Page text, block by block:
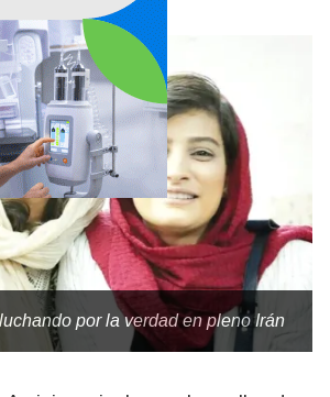
por la verdad en pleno Irán